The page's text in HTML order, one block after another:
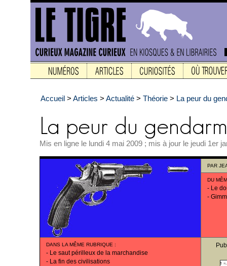
Accueil > Articles > Actualité > Théorie > La peur du
Mis en ligne le lundi 4 mai 2009 ; mis à jour le jeudi 1er
PAR
DU
- Le
-
DANS LA MÊME RUBRIQUE :
- Le saut périlleux de la marchandise
- La fin des civilisations